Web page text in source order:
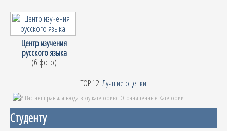
Центр изучения
русского языка
(6 фото)
TOP 12:Лучшие оценки
Ограниченные Категории
Студенту